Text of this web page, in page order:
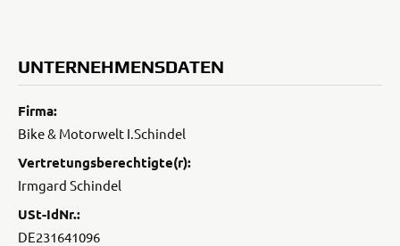
UNTERNEHMENSDATEN
Firma:
Bike & Motorwelt I.Schindel
Vertretungsberechtigte(r):
Irmgard Schindel
USt-IdNr.:
DE231641096